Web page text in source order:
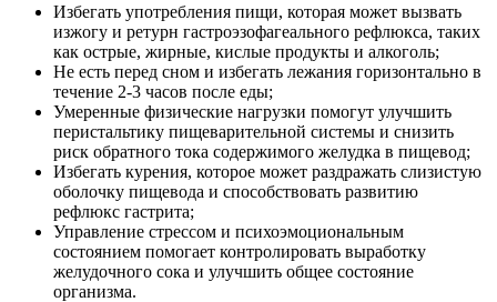
Избегать употребления пищи, которая может вызвать
изжогу и ретурн гастроэзофагеального рефлюкса, таких
как острые, жирные, кислые продукты и алкоголь;
Не есть перед сном и избегать лежания горизонтально в
течение 2-3 часов после еды;
Умеренные физические нагрузки помогут улучшить
перистальтику пищеварительной системы и снизить
риск обратного тока содержимого желудка в пищевод;
Избегать курения, которое может раздражать слизистую
оболочку пищевода и способствовать развитию
рефлюкс гастрита;
Управление стрессом и психоэмоциональным
состоянием помогает контролировать выработку
желудочного сока и улучшить общее состояние
организма.